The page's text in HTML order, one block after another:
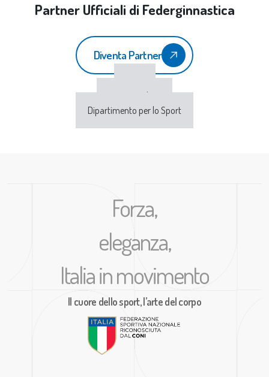
Partner Ufficiali di Federginnastica
Diventa Partner
Sport e Salute
Dipartimento per lo Sport
Forza,
eleganza,
Italia in movimento
Il cuore dello sport, l’arte del corpo